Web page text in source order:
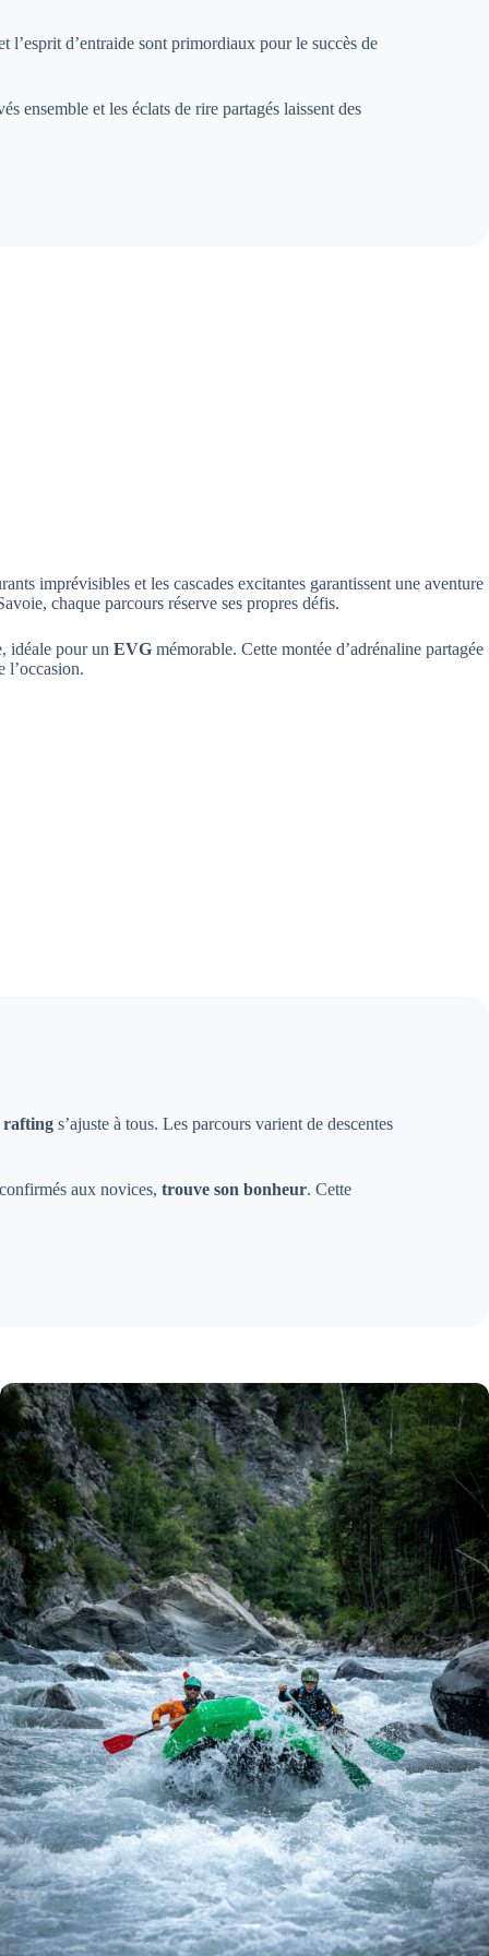
d’entraide sont primordiaux pour le succès de
ensemble et les éclats de rire partagés laissent des
imprévisibles et les cascades excitantes garantissent une aventure
chaque parcours réserve ses propres défis.
idéale pour unEVG mémorable. Cette montée d’adrénaline partagée
l’occasion.
rafting s’ajuste à tous. Les parcours varient de descentes
aux novices,trouve son bonheur. Cette